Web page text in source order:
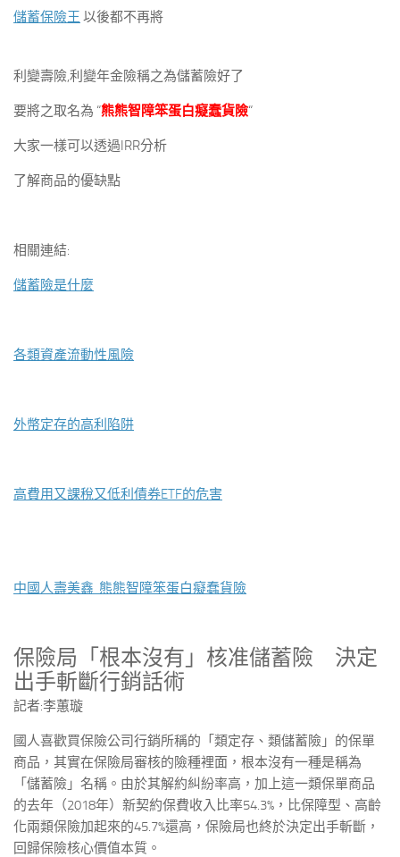
儲蓄保險王 以後都不再將
利變壽險,利變年金險稱之為儲蓄險好了
要將之取名為 “熊熊智障笨蛋白癡蠢貨險“
大家一樣可以透過IRR分析
了解商品的優缺點
相關連結:
儲蓄險是什麼
各類資產流動性風險
外幣定存的高利陷阱
高費用又課稅又低利債券ETF的危害
中國人壽美鑫 熊熊智障笨蛋白癡蠢貨險
保險局「根本沒有」核准儲蓄險 決定
出手斬斷行銷話術
記者:李蕙璇
國人喜歡買保險公司行銷所稱的「類定存、類儲蓄險」的保單
商品，其實在保險局審核的險種裡面，根本沒有一種是稱為
「儲蓄險」名稱。由於其解約糾紛率高，加上這一類保單商品
的去年（2018年）新契約保費收入比率54.3%，比保障型、高齡
化兩類保險加起來的45.7%還高，保險局也終於決定出手斬斷，
回歸保險核心價值本質。